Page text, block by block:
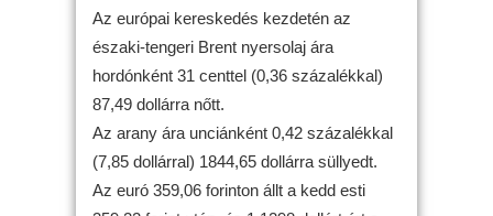
Az európai kereskedés kezdetén az
északi-tengeri Brent nyersolaj ára
hordónként 31 centtel (0,36 százalékkal)
87,49 dollárra nőtt.
Az arany ára unciánként 0,42 százalékkal
(7,85 dollárral) 1844,65 dollárra süllyedt.
Az euró 359,06 forinton állt a kedd esti